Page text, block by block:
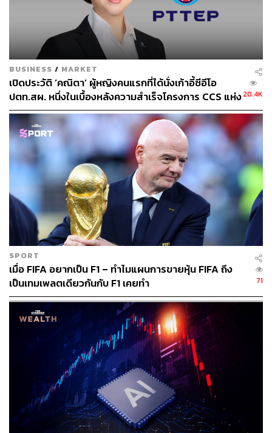
TAGS: หุ้น PTTEP
บริษัท ปตท.สำรวจและผลิตปิโตรเลียม จำกัด (มหาชน)
Market Focus
46
ABOUT THE AUTHOR
THE STANDARD WEALTH
สำนักข่าวเศรษฐกิจ ธุรกิจ และการลงทุน โดย
ทีมข่าว THE STANDARD
BUSINESS / MARKET
เปิดประวัติ ‘คณิตา’ ผู้หญิงคนแรกที่ได้นั่งเก้าอี้ซีอีโอ
ปตท.สผ. หนึ่งในเบื้องหลังความสำเร็จโครงการ CCS แห่ง
แรกของประเทศไทย
20.4K
SPORT
เมื่อ FIFA อยากเป็น F1 – ทำไมแผนการขายหุ้น FIFA ถึง
เป็นเทมเพลตเดียวกันกับ F1 เคยทำ
71